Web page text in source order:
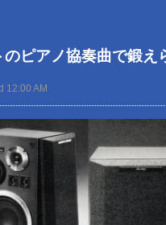
のピアノ協奏曲で鍛
12:00 AM